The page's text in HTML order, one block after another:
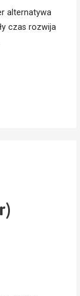
alternatywa
czas rozwija